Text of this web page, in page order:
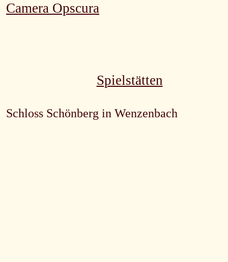
Camera Opscura
Spielstätten
Schloss Schönberg in Wenzenbach